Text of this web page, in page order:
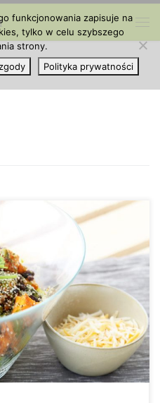
kaszy quinoa 2 słodkie
odsączonej i opłukanej 1/4
2 łyżki oliwy z oliwek 2
na mniejsze kawałki
piekarnik do 200 stopni.
na małe kostki.
funkcjonowania zapisuje na
tylko w celu szybszego
strony.
Polityka prywatności